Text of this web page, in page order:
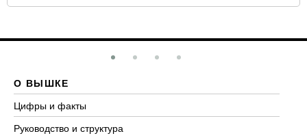
О ВЫШКЕ
Цифры и факты
Руководство и структура